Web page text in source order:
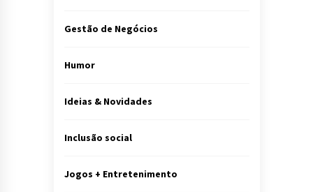
Gestão de Negócios
Humor
Ideias & Novidades
Inclusão social
Jogos + Entretenimento